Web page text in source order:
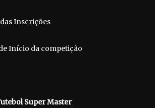
Inscrições
Início da competição
Super Master